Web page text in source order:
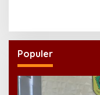
Populer